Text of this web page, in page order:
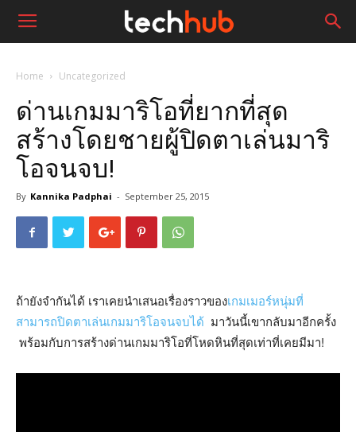
Home Uncategorized
ด่านเกมมาริโอที่ยากที่สุด
สร้างโดยชายผู้ปิดตาเล่นมาริ
โอจนจบ!
By Kannika Padphai - September 25, 2015
ถ้ายังจำกันได้ เราเคยนำเสนอเรื่องราวของเกมเมอร์หนุ่มที่
สามารถปิดตาเล่นเกมมาริโอจนจบได้ มาวันนี้เขากลับมาอีกครั้ง
พร้อมกับการสร้างด่านเกมมาริโอที่โหดหินที่สุดเท่าที่เคยมีมา!